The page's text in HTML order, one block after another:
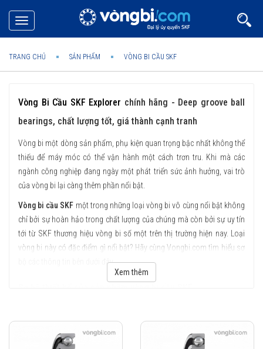
Toggle
navigation
TRANG CHỦ SẢN PHẨM VÒNG BI CẦU SKF
Vòng Bi Cầu SKF Explorer chính hãng - Deep groove ball
bearings, chất lượng tốt, giá thành cạnh tranh
Vòng bi một dòng sản phẩm, phụ kiện quan trọng bậc nhất không thể
thiếu để máy móc có thể vận hành một cách trơn tru. Khi mà các
ngành công nghiệp đang ngày một phát triển sức ảnh hưởng, vai trò
của vòng bi lại càng thêm phần nổi bật.
Vòng bi cầu SKF một trong những loại vòng bi vô cùng nổi bật không
chỉ bởi sự hoàn hảo trong chất lượng của chúng mà còn bởi sự uy tín
tới từ SKF thương hiệu vòng bi số một trên thị trường hiện nay. Loại
vòng bi này có đặc điểm gì nổi bật? Hãy cùng Vongbi.com tìm hiểu sơ
bộ các thông tin bên dưới đây.
tiếng anh là Ball Bearings được nghiên cứu thiết kế sản xuất tuần thủ
nghiêm ngặt các tiêu chuẩn về chất lượng, ở thời điểm hiện tại loại
Xem thêm